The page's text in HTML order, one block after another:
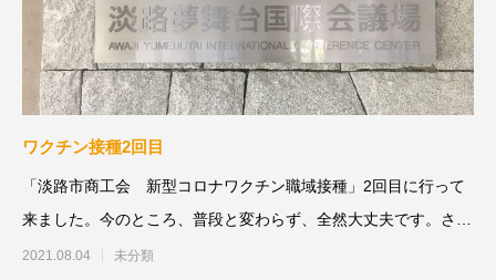
ワクチン接種2回目
「淡路市商工会 新型コロナワクチン職域接種」2回目に行って
来ました。今のところ、普段と変わらず、全然大丈夫です。さ
あ、この後どうなる
2021.08.04 未分類